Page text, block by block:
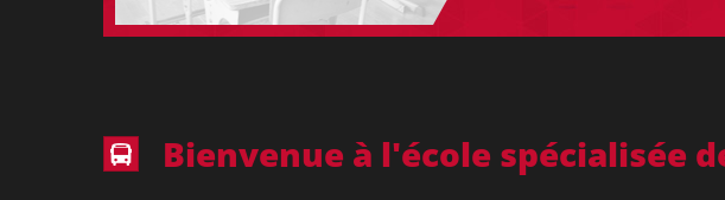
Bienvenue à l'école spécialisée